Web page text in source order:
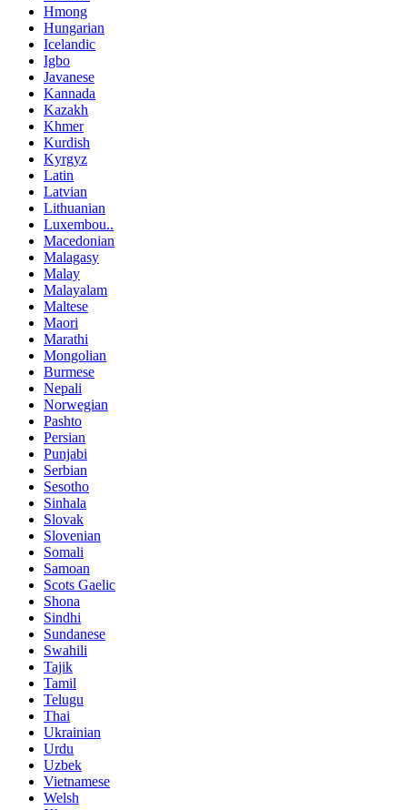
Hmong
Hungarian
Icelandic
Igbo
Javanese
Kannada
Kazakh
Khmer
Kurdish
Kyrgyz
Latin
Latvian
Lithuanian
Luxembou..
Macedonian
Malagasy
Malay
Malayalam
Maltese
Maori
Marathi
Mongolian
Burmese
Nepali
Norwegian
Pashto
Persian
Punjabi
Serbian
Sesotho
Sinhala
Slovak
Slovenian
Somali
Samoan
Scots Gaelic
Shona
Sindhi
Sundanese
Swahili
Tajik
Tamil
Telugu
Thai
Ukrainian
Urdu
Uzbek
Vietnamese
Welsh